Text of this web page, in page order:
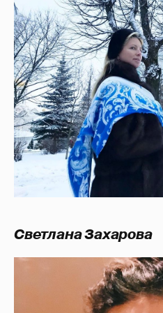
Светлана Захарова